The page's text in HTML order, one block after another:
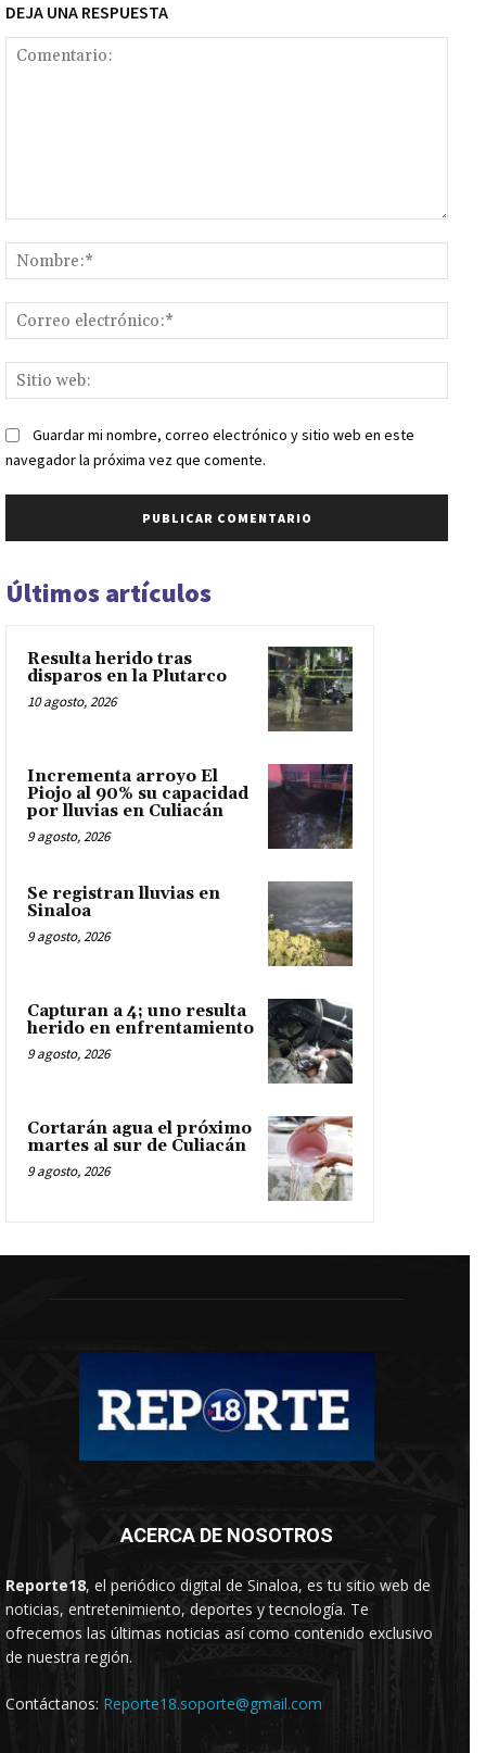
DEJA UNA RESPUESTA
web:
Guardar mi nombre, correo electrónico y sitio web en este
navegador la próxima vez que comente.
Últimos artículos
Resulta herido tras
disparos en la Plutarco
10 agosto, 2026
Incrementa arroyo El
Piojo al 90% su capacidad
por lluvias en Culiacán
9 agosto, 2026
Se registran lluvias en
Sinaloa
9 agosto, 2026
Capturan a 4; uno resulta
herido en enfrentamiento
9 agosto, 2026
Cortarán agua el próximo
martes al sur de Culiacán
9 agosto, 2026
ACERCA DE NOSOTROS
Reporte18, el periódico digital de Sinaloa, es tu sitio web de
noticias, entretenimiento, deportes y tecnología. Te
ofrecemos las últimas noticias así como contenido exclusivo
de nuestra región.
Contáctanos: Reporte18.soporte@gmail.com